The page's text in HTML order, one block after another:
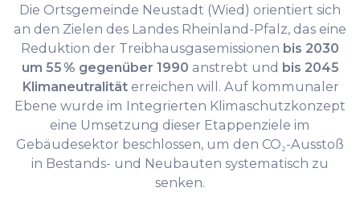
Die Ortsgemeinde Neustadt (Wied) orientiert sich
an den Zielen des Landes Rheinland-Pfalz, das eine
Reduktion der Treibhausgasemissionen bis 2030
um 55 % gegenüber 1990 anstrebt und bis 2045
Klimaneutralitäterreichen will. Auf kommunaler
Ebene wurde im Integrierten Klimaschutzkonzept
eine Umsetzung dieser Etappenziele im
Gebäudesektor beschlossen, um den CO₂-Ausstoß
in Bestands- und Neubauten systematisch zu
senken.